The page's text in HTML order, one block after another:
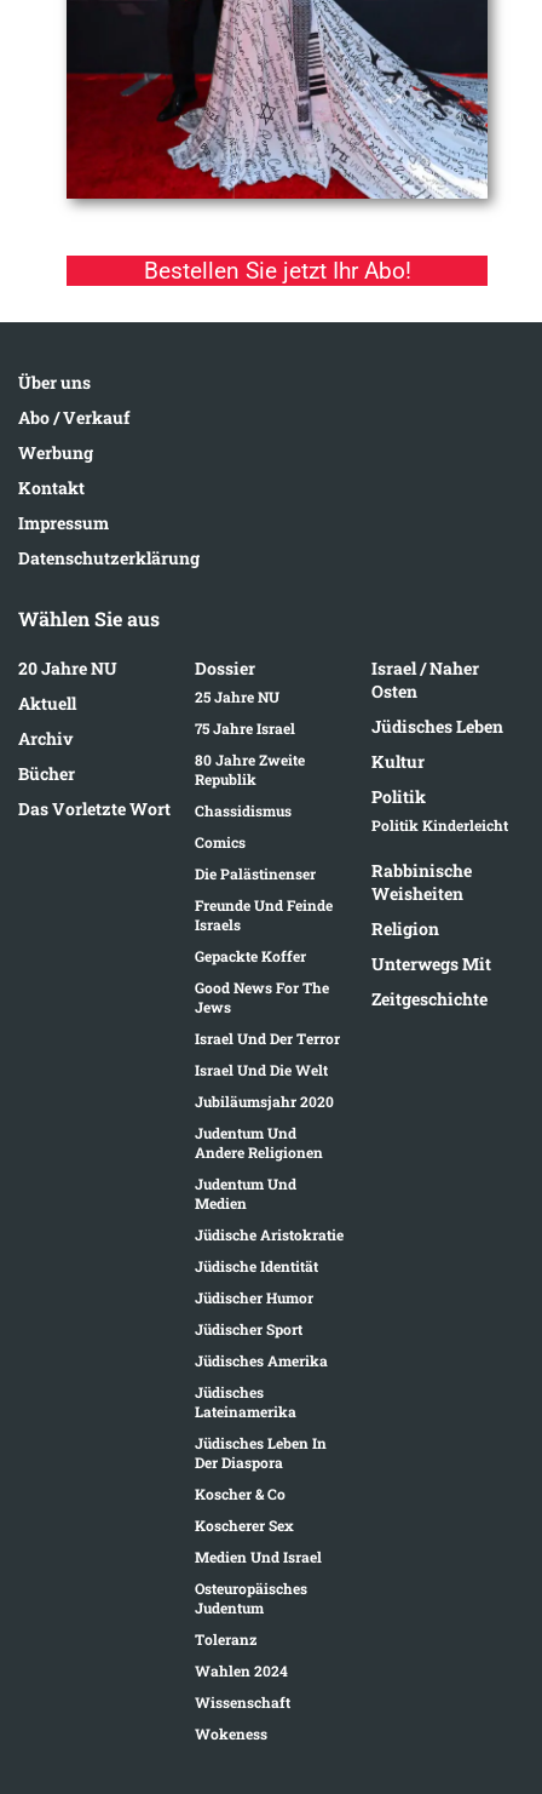
Bestellen Sie jetzt Ihr Abo!
Über uns
Abo / Verkauf
Werbung
Kontakt
Impressum
Datenschutzerklärung
Wählen Sie aus
20 Jahre NU
Aktuell
Archiv
Bücher
Das Vorletzte Wort
Dossier
25 Jahre NU
75 Jahre Israel
80 Jahre Zweite
Republik
Chassidismus
Comics
Die Palästinenser
Freunde Und Feinde
Israels
Gepackte Koffer
Good News For The
Jews
Israel Und Der Terror
Israel Und Die Welt
Jubiläumsjahr 2020
Judentum Und
Andere Religionen
Judentum Und
Medien
Jüdische Aristokratie
Jüdische Identität
Jüdischer Humor
Jüdischer Sport
Jüdisches Amerika
Jüdisches
Lateinamerika
Jüdisches Leben In
Der Diaspora
Koscher & Co
Koscherer Sex
Medien Und Israel
Osteuropäisches
Judentum
Toleranz
Wahlen 2024
Wissenschaft
Wokeness
Israel / Naher
Osten
Jüdisches Leben
Kultur
Politik
Politik Kinderleicht
Rabbinische
Weisheiten
Religion
Unterwegs Mit
Zeitgeschichte